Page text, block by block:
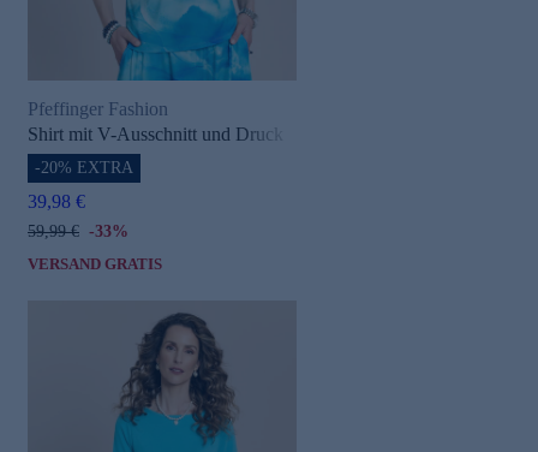
Pfeffinger Fashion
Shirt mit V-Ausschnitt und Druck
-20% EXTRA
39,98 €
59,99 € -33%
VERSAND GRATIS